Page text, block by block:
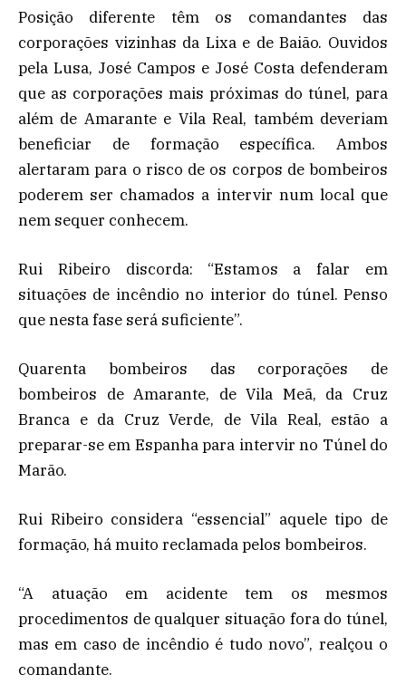
Posição diferente têm os comandantes das
corporações vizinhas da Lixa e de Baião. Ouvidos
pela Lusa, José Campos e José Costa defenderam
que as corporações mais próximas do túnel, para
além de Amarante e Vila Real, também deveriam
beneficiar de formação específica. Ambos
alertaram para o risco de os corpos de bombeiros
poderem ser chamados a intervir num local que
nem sequer conhecem.
Rui Ribeiro discorda: “Estamos a falar em
situações de incêndio no interior do túnel. Penso
que nesta fase será suficiente”.
Quarenta bombeiros das corporações de
bombeiros de Amarante, de Vila Meã, da Cruz
Branca e da Cruz Verde, de Vila Real, estão a
preparar-se em Espanha para intervir no Túnel do
Marão.
Rui Ribeiro considera “essencial” aquele tipo de
formação, há muito reclamada pelos bombeiros.
“A atuação em acidente tem os mesmos
procedimentos de qualquer situação fora do túnel,
mas em caso de incêndio é tudo novo”, realçou o
comandante.